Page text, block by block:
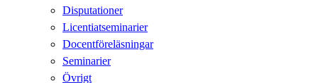
Disputationer
Licentiatseminarier
Docentföreläsningar
Seminarier
Övrigt